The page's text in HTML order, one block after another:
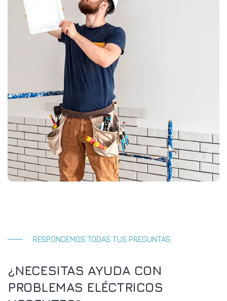
RESPONDEMOS TODAS TUS PREGUNTAS
¿NECESITAS AYUDA CON
PROBLEMAS ELÉCTRICOS